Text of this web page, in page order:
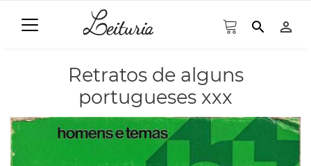
search person_outline
Retratos de alguns
portugueses xxx